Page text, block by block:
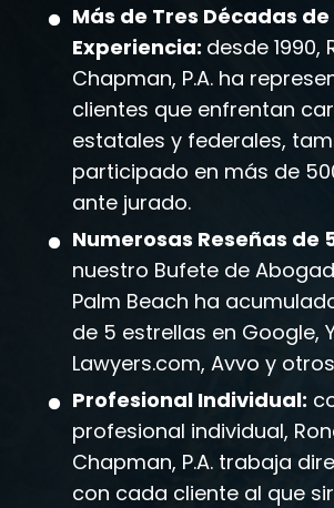
Más de Tres Décadas de
Experiencia: desde 1990,
Chapman, P.A. ha
clientes que enfrentan
estatales y federales,
participado en más de
ante jurado.
Numerosas Reseñas de
nuestro Bufete de
Palm Beach ha
de 5 estrellas en Google,
Lawyers.com, Avvo y
Profesional Individual:
profesional individual,
Chapman, P.A. trabaja
con cada cliente al que